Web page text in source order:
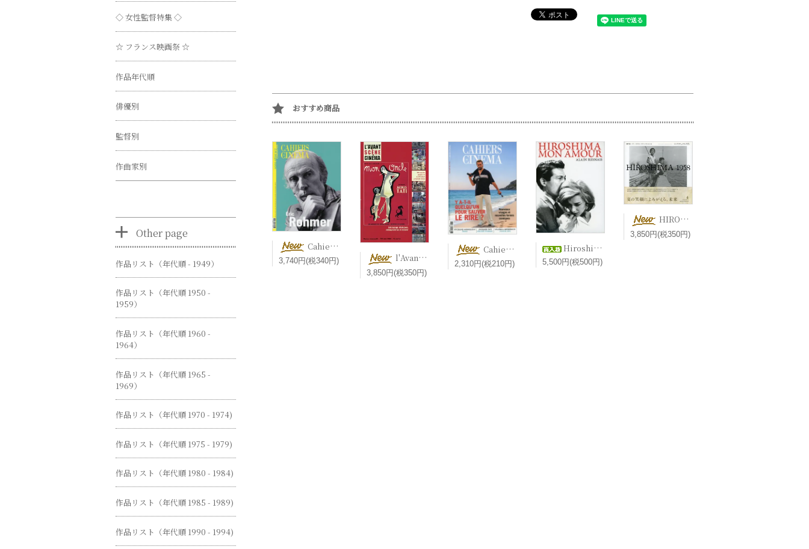
おすすめ商品
Cahiers du cinéma Hors-série Cinéaste N°7 Éric Rohmer 【新刊】 エリック・ロメール特集号
3,740円(税340円) l'Avant-Scène Cinéma n° 733 Mon oncle ぼくの伯父さん【新刊】 Jacques Tati ジャック・タチ
3,850円(税350円)
Cahiers du cinéma n° 833【新刊】 Y a-t-il quelqu’un pour sauver le rire ? コメディ映画
2,310円(税210円)
Hiroshima, mon amour 二十四時間の情事 ヒロシマモナムール (1959) / Alain Resnais アラン・レネ 2DVD
5,500円(税500円)
HIROSHIMA 1958 港千尋＋マリー＝クリスティーヌ・ドゥ・ナヴァセル 編 エマニュエル・リヴァ 写真【新刊】
3,850円(税350円)
◇ 女性監督特集 ◇
☆ フランス映画祭 ☆
作品年代順
俳優別
監督別
作曲家別
Other page
作品リスト（年代順 - 1949）
作品リスト（年代順 1950 -
1959）
作品リスト（年代順 1960 -
1964）
作品リスト（年代順 1965 -
1969）
作品リスト（年代順 1970 - 1974)
作品リスト（年代順 1975 - 1979)
作品リスト（年代順 1980 - 1984)
作品リスト（年代順 1985 - 1989)
作品リスト（年代順 1990 - 1994)